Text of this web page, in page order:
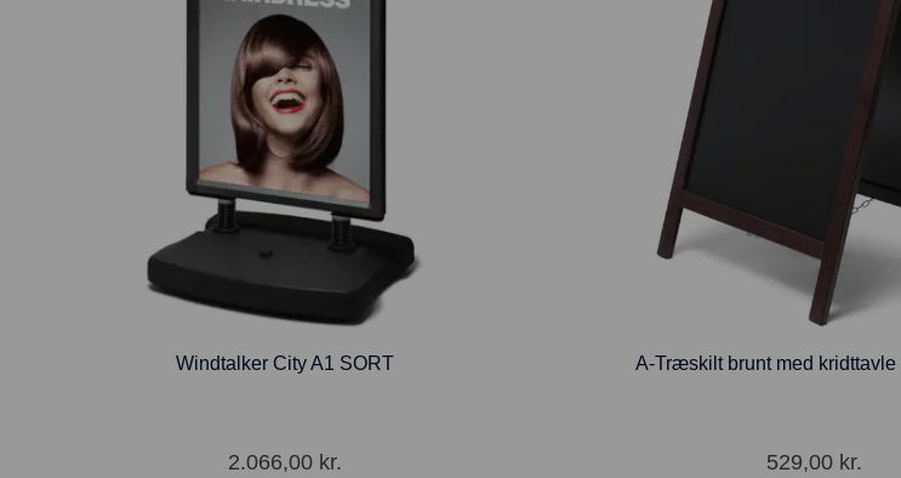
Windtalker City A1 SORT
2.066,00 kr.
A-Træskilt brunt med kridttavle
529,00 kr.